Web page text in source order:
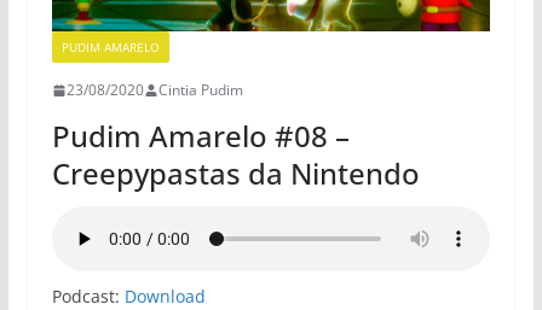
PUDIM AMARELO
23/08/2020 Cintia Pudim
Pudim Amarelo #08 –
Creepypastas da Nintendo
Podcast: Download